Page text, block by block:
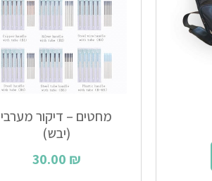
מחטים – דיקור מערבי
(יבש)
30.00 ₪